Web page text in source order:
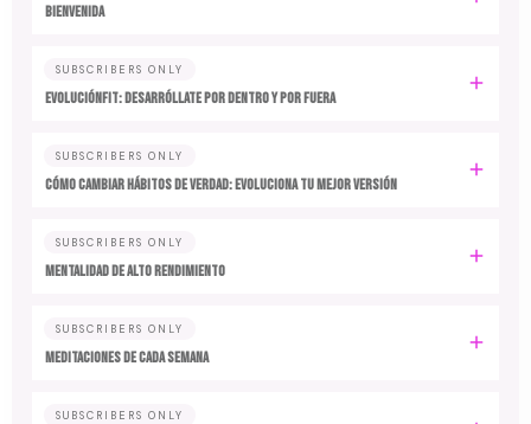
BIENVENIDA
SUBSCRIBERS ONLY
EvoluciónFit: desarróllate por dentro y por fuera
SUBSCRIBERS ONLY
Cómo cambiar hábitos de verdad: evoluciona tu mejor versión
SUBSCRIBERS ONLY
MENTALIDAD DE ALTO RENDIMIENTO
SUBSCRIBERS ONLY
MEDITACIONES DE CADA SEMANA
SUBSCRIBERS ONLY